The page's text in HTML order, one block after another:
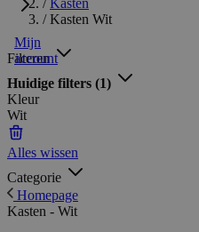
Mijn
account
/ Kasten
/ Kasten Wit
Filteren
Huidige filters (1)
Kleur
Wit
Alles wissen
Categorie
Homepage
Kasten - Wit